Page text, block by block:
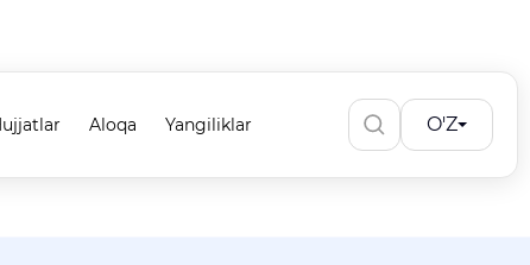
Aloqa Yangiliklar O'Z